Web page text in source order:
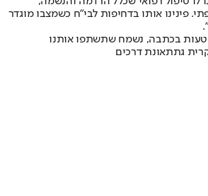
פינינו אותו בדחיפות לבי"ח כשמצבו מוגדר
טעות בכתבה, נשמח שתשתפו אותנו
גתתאונת דרכים